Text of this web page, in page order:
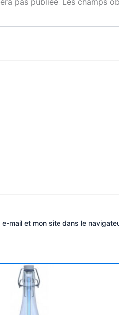
pas publiée. Les champs
e-mail et mon site dans le